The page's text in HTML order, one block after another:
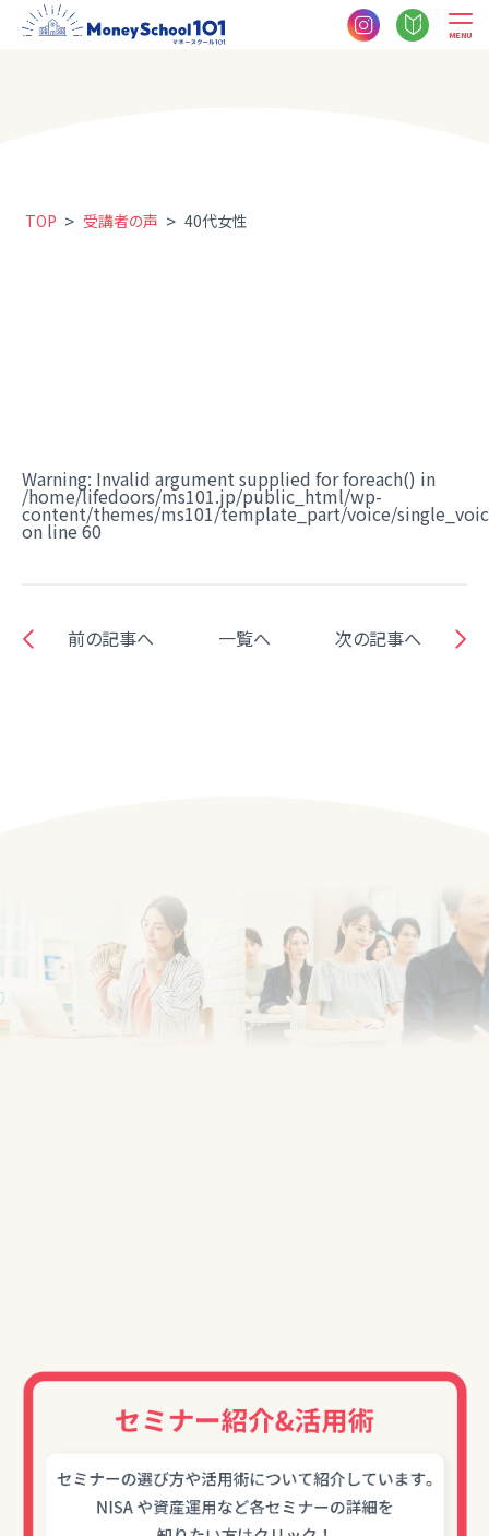
MENU
TOP > 受講者の声 > 40代女性
Warning: Invalid argument supplied for foreach() in
/home/lifedoors/ms101.jp/public_html/wp-
content/themes/ms101/template_part/voice/
on line 60
前の記事へ 一覧へ 次の記事へ